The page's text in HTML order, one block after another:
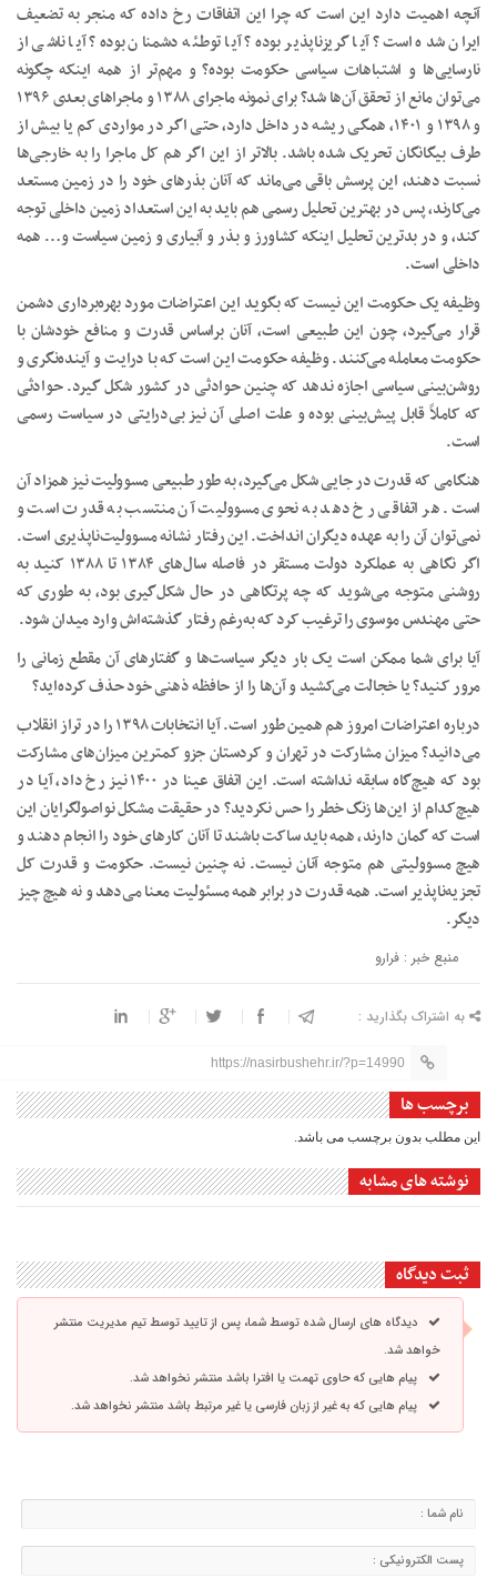
آنچه اهمیت دارد این است که چرا این اتفاقات رخ داده که منجر به تضعیف
ایران شده است؟ آیا گریزناپذیر بوده؟ آیا توطئه دشمنان بوده؟ آیا ناشی از
نارسایی‌ها و اشتباهات سیاسی حکومت بوده؟ و مهم‌تر از همه اینکه چگونه
می‌توان مانع از تحقق آن‌ها شد؟ برای نمونه ماجرای ۱۳۸۸ و ماجرا‌های بعدی ۱۳۹۶
و ۱۳۹۸ و ۱۴۰۱، همگی ریشه در داخل دارد، حتی اگر در مواردی کم یا بیش از
طرف بیگانگان تحریک شده باشد. بالاتر از این اگر هم کل ماجرا را به خارجی‌ها
نسبت دهند، این پرسش باقی می‌ماند که آنان بذر‌های خود را در زمین مستعد
می‌کارند، پس در بهترین تحلیل رسمی هم باید به این استعداد زمین داخلی توجه
کند، و در بدترین تحلیل اینکه کشاورز و بذر و آبیاری و زمین سیاست و… همه
داخلی است.
وظیفه یک حکومت این نیست که بگوید این اعتراضات مورد بهره‌برداری دشمن
قرار می‌گیرد، چون این طبیعی است، آنان براساس قدرت و منافع خودشان با
حکومت معامله می‌کنند. وظیفه حکومت این است که با درایت و آینده‌نگری و
روشن‌بینی سیاسی اجازه ندهد که چنین حوادثی در کشور شکل گیرد. حوادثی
که کاملاً قابل پیش‌بینی بوده و علت اصلی آن نیز بی‌درایتی در سیاست رسمی
است.
هنگامی که قدرت در جایی شکل می‌گیرد، به طور طبیعی مسوولیت نیز همزاد آن
است. هر اتفاقی رخ دهد به نحوی مسوولیت آن منتسب به قدرت است و
نمی‌توان آن را به عهده دیگران انداخت. این رفتار نشانه مسوولیت‌ناپذیری است.
اگر نگاهی به عملکرد دولت مستقر در فاصله سال‌های ۱۳۸۴ تا ۱۳۸۸ کنید به
روشنی متوجه می‌شوید که چه پرتگاهی در حال شکل‌گیری بود، به طوری که
حتی مهندس موسوی را ترغیب کرد که به‌رغم رفتار گذشته‌اش وارد میدان شود.
آیا برای شما ممکن است یک بار دیگر سیاست‌ها و گفتار‌های آن مقطع زمانی را
مرور کنید؟ یا خجالت می‌کشید و آن‌ها را از حافظه ذهنی خود حذف کرده‌اید؟
درباره اعتراضات امروز هم همین طور است. آیا انتخابات ۱۳۹۸ را در تراز انقلاب
می‌دانید؟ میزان مشارکت در تهران و کردستان جزو کمترین میزان‌های مشارکت
بود که هیچ‌گاه سابقه نداشته است. این اتفاق عینا در ۱۴۰۰ نیز رخ داد، آیا در
هیچ‌کدام از این‌ها زنگ خطر را حس نکردید؟ در حقیقت مشکل نواصولگرایان این
است که گمان دارند، همه باید ساکت باشند تا آنان کار‌های خود را انجام دهند و
هیچ مسوولیتی هم متوجه آنان نیست. نه چنین نیست. حکومت و قدرت کل
تجزیه‌ناپذیر است. همه قدرت در برابر همه مسئولیت معنا می‌دهد و نه هیچ چیز
دیگر.
منبع خبر : فرارو
به اشتراک بگذارید :
https://nasirbushehr.ir/?p=14990
برچسب ها
این مطلب بدون برچسب می باشد.
نوشته های مشابه
ثبت دیدگاه
دیدگاه های ارسال شده توسط شما، پس از تایید توسط تیم مدیریت منتشر
خواهد شد.
پیام هایی که حاوی تهمت یا افترا باشد منتشر نخواهد شد.
پیام هایی که به غیر از زبان فارسی یا غیر مرتبط باشد منتشر نخواهد شد.